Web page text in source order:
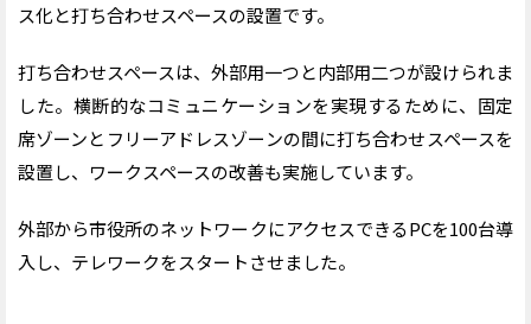
ス化と打ち合わせスペースの設置です。
打ち合わせスペースは、外部用一つと内部用二つが設けられま
した。横断的なコミュニケーションを実現するために、固定
席ゾーンとフリーアドレスゾーンの間に打ち合わせスペースを
設置し、ワークスペースの改善も実施しています。
外部から市役所のネットワークにアクセスできるPCを100台導
入し、テレワークをスタートさせました。